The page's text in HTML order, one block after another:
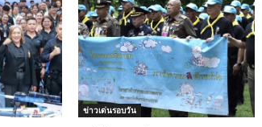
ข่าวเด่นรอบวัน